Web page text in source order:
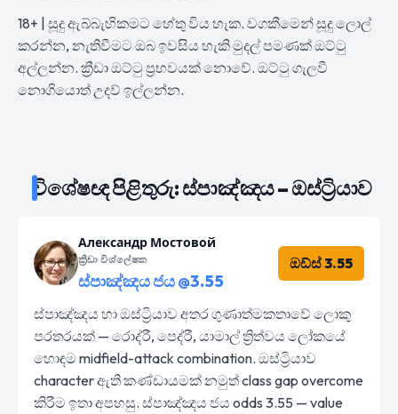
18+ | සූදු ඇබ්බැහිකමට හේතු විය හැක. වගකීමෙන් සූදු ලොල්
කරන්න, නැතිවීමට ඔබ ඉවසිය හැකි මුදල් පමණක් ඔට්ටු
අල්ලන්න. ක්‍රීඩා ඔට්ටු ප්‍රභවයක් නොවේ. ඔට්ටු ගැලවී
නොගියොත් උදව් ඉල්ලන්න.
විශේෂඥ පිළිතුරු: ස්පාඤ්ඤය – ඔස්ට්‍රියාව
Александр Мостовой
ක්‍රීඩා විශ්ලේෂක
ස්පාඤ්ඤය ජය @3.55
ඔඩ්ස් 3.55
ස්පාඤ්ඤය හා ඔස්ට්‍රියාව අතර ගුණාත්මකතාවේ ලොකු
පරතරයක් — රොද්රී, පෙද්රී, යාමාල් ත්‍රිත්වය ලෝකයේ
හොඳම midfield-attack combination. ඔස්ට්‍රියාව
character ඇති කණ්ඩායමක් නමුත් class gap overcome
කිරීම ඉතා අපහසු. ස්පාඤ්ඤය ජය odds 3.55 — value